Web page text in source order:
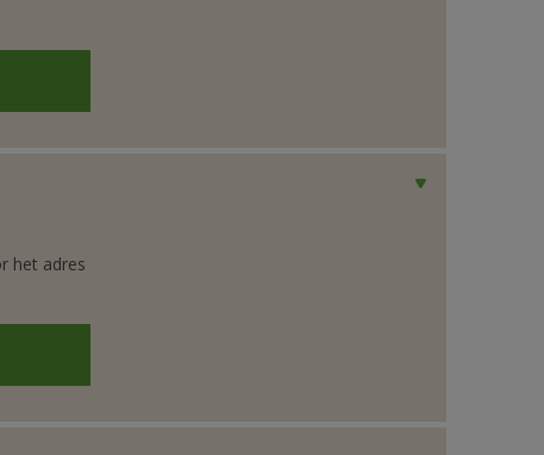
het adres